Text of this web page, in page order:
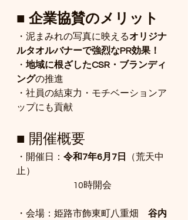
■ 企業協賛のメリット
・泥まみれの写真に映えるオリジナ
ルタオルバナーで強烈なPR効果！
・ 地域に根ざしたCSR・ブランディ
ングの推進
・社員の結束力・モチベーションア
ップにも貢献
■ 開催概要
・開催日： 令和7年6月7日
（荒天中
止）
10時開会
・会場：姫路市飾東町八重畑 谷内